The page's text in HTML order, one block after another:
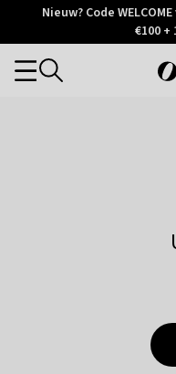
Otrium
Trustpilot
Nieuw? Code
€100
Categories